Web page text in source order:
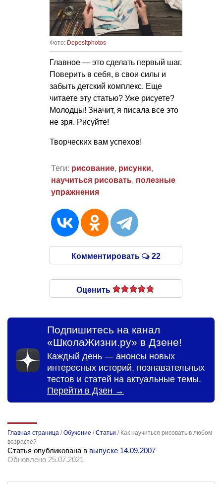
Фото: Depositphotos
Главное — это сделать первый шаг.
Поверить в себя, в свои силы и
забыть детский комплекс. Еще
читаете эту статью? Уже рисуете?
Молодцы! Значит, я писала все это
не зря. Рисуйте!
Творческих вам успехов!
Теги: рисование, рисунки,
научиться рисовать, полезные
упражнения
Комментировать 22
Оценить
Подпишитесь на канал
«ШколаЖизни.ру» в Дзене!
Каждый день — анонсы новых
интересных историй, познавательных
тестов и статей на актуальные темы.
Перейти в Дзен →
Главная страница /Обучение /Статьи / Как научиться рисовать в любом
возрасте?
Статья опубликована в выпуске 14.09.2007
Обновлено 25.07.2021